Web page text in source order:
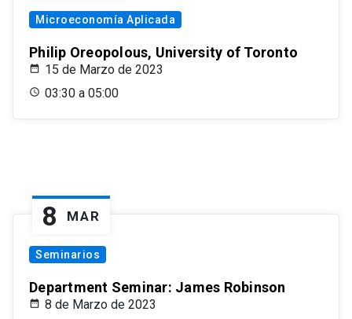
Microeconomía Aplicada
Philip Oreopolous, University of Toronto
15 de Marzo de 2023
03:30 a 05:00
8 MAR
Seminarios
Department Seminar: James Robinson
8 de Marzo de 2023